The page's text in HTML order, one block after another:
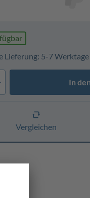
Lieferung: 5-7 Werktage
In
Vergleichen